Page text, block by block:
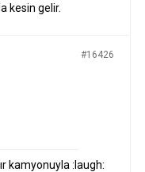
kesin gelir.
#16426
kamyonuyla :laugh: